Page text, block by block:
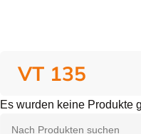
VT 135
Es wurden keine Produkte